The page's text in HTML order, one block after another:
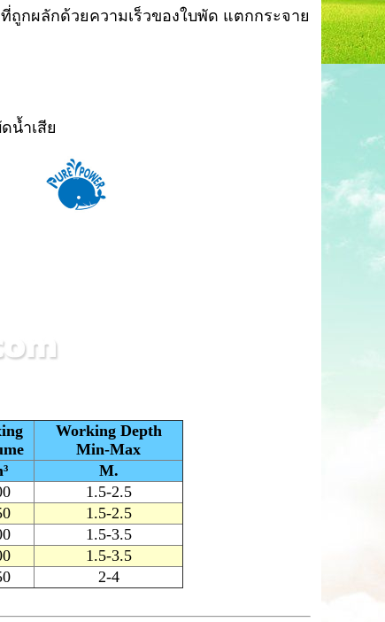
ถูกผลักด้วยความเร็วของใบพัด แตกกระจาย
น้ำเสีย
Working Depth
Min-Max
M.
1.5-2.5
1.5-2.5
1.5-3.5
1.5-3.5
2-4